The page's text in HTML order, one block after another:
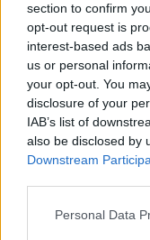
section to confirm
opt-out request is
interest-based ads
us or personal
your opt-out. You
disclosure of your
IAB’s list of
also be disclosed by
Downstream
Personal Data
VW: Η δύσκολη εξίσωση
αναδιάρθρωσης
ESG Report 2025: Πώς η
βιωσιμότητα σε